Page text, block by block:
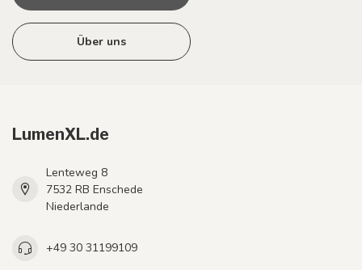
Über uns
LumenXL.de
Lenteweg 8
7532 RB Enschede
Niederlande
+49 30 31199109